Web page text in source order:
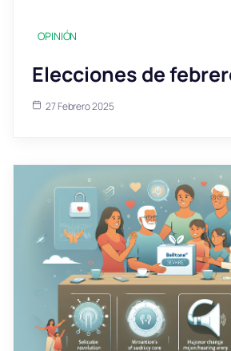
OPINIÓN
Elecciones de
27 Febrero 2025